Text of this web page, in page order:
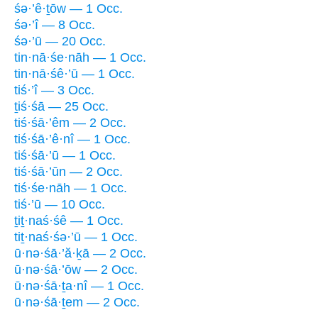
śə·’ê·ṯōw — 1 Occ.
śə·’î — 8 Occ.
śə·’ū — 20 Occ.
tin·nā·śe·nāh — 1 Occ.
tin·nā·śê·’ū — 1 Occ.
tiś·’î — 3 Occ.
ṯiś·śā — 25 Occ.
tiś·śā·’êm — 2 Occ.
tiś·śā·’ê·nî — 1 Occ.
tiś·śā·’ū — 1 Occ.
tiś·śā·’ūn — 2 Occ.
tiś·śe·nāh — 1 Occ.
tiś·’ū — 10 Occ.
ṯiṯ·naś·śê — 1 Occ.
tiṯ·naś·śə·’ū — 1 Occ.
ū·nə·śā·’ă·ḵā — 2 Occ.
ū·nə·śā·’ōw — 2 Occ.
ū·nə·śā·ṯa·nî — 1 Occ.
ū·nə·śā·ṯem — 2 Occ.